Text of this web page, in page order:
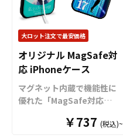
クオリティが求められる販
売用グッズや、大口のOEM
製品のご相談にも、確かな
技術力でお応えいたしま
す。ノベルティ・販促グッ
ズの制作・作成をご検討中
の業者様もお気軽にケイオ
ーへご相談ください。
するゲームにしっかりと集
中することができます。プ
レイマットのサイズはSサイ
ズ（約550mm×300mm）
と、Mサイズ（約
600mm×350mm）の2種
類をご用意。どちらも持ち
運びしやすいサイズです。
デザインは、昇華転写によ
る全面フルカラープリント
が可能です。昇華転写はグ
大ロット注文で最安価格
オリジナル MagSafe対
応 iPhoneケース
マグネット内蔵で機能性に
優れた「MagSafe対応
オリジナルデザインで制作
￥737 (税込)~